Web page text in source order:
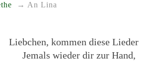
An Lina
Liebchen, kommen diese Lieder
Jemals wieder dir zur Hand,